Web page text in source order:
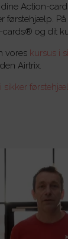
Action-
førstehjælp.
cards® og dit
vores kursus i
Airtrix.
sikker